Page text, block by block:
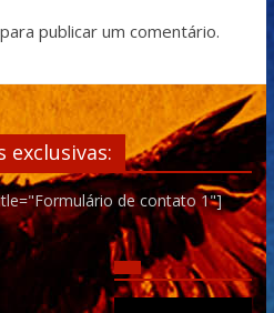
para publicar um comentário.
exclusivas:
de contato 1"]